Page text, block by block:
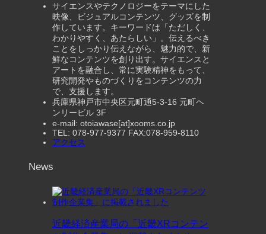
サイエンスやテクノロジーをテーマにした
映像、ビジュアルコンテンツ、グッズを制
作しています。キーワードは「ただしく、
わかりやすく、あたらしい」。伝えるべき
ことをしっかり伝えながら、魅力的で、新
鮮なコンテンツを創り出す。サイエンスと
アートを融合し、常に実験精神をもって、
研究開発やものづくりをコンテンツの力
で、支援します。
兵庫県神戸市中央区元町通5-3-16 元町ヘ
ンリービル 3F
e-mail: otoiawase[at]xooms.co.jp
TEL: 078-977-9377 FAX:078-959-8110
アクセス
News
近畿経済産業局の「近畿XRコンテン